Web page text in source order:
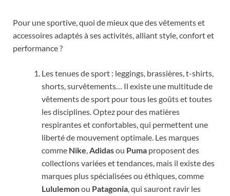
Pour une sportive, quoi de mieux que des vêtements et
accessoires adaptés à ses activités, alliant style, confort et
performance ?
Les tenues de sport : leggings, brassières, t-shirts,
shorts, survêtements… Il existe une multitude de
vêtements de sport pour tous les goûts et toutes
les disciplines. Optez pour des matières
respirantes et confortables, qui permettent une
liberté de mouvement optimale. Les marques
comme Nike,Adidasou Puma proposent des
collections variées et tendances, mais il existe des
marques plus spécialisées ou éthiques, comme
Lululemonou Patagonia, qui sauront ravir les